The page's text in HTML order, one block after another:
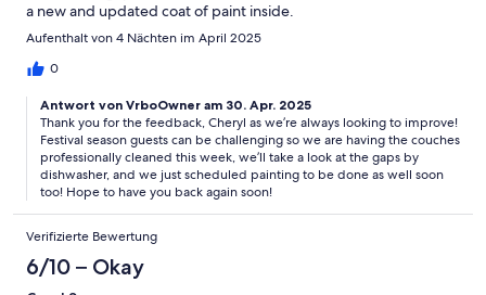
a new and updated coat of paint inside.
Aufenthalt von 4 Nächten im April 2025
0
Antwort von VrboOwner am 30. Apr. 2025
Thank you for the feedback, Cheryl as we’re always looking to improve!
Festival season guests can be challenging so we are having the couches
professionally cleaned this week, we’ll take a look at the gaps by
dishwasher, and we just scheduled painting to be done as well soon
too! Hope to have you back again soon!
Verifizierte Bewertung
6/10 – Okay